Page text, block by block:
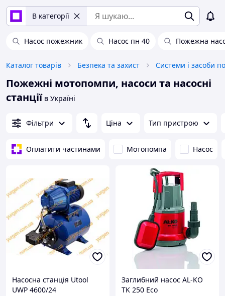
В категорії
Насос пожежник Насос пн 40 Пожежна
Каталог товарів Безпека та захист Системи і засоби
Пожежні мотопомпи, насоси та насосні
станції в Україні
Фільтри Ціна Тип пристрою
Оплатити частинами Мотопомпа Насос
Насосна станція Utool
UWP 4600/24
Заглибний насос AL-KO
TK 250 Eco